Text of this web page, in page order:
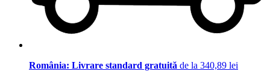
România: Livrare standard gratuită de la 340,89 lei